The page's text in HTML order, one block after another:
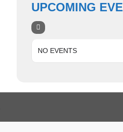
UPCOMING
NO EVENTS